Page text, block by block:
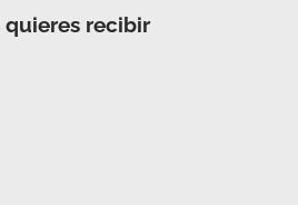
quieres recibir